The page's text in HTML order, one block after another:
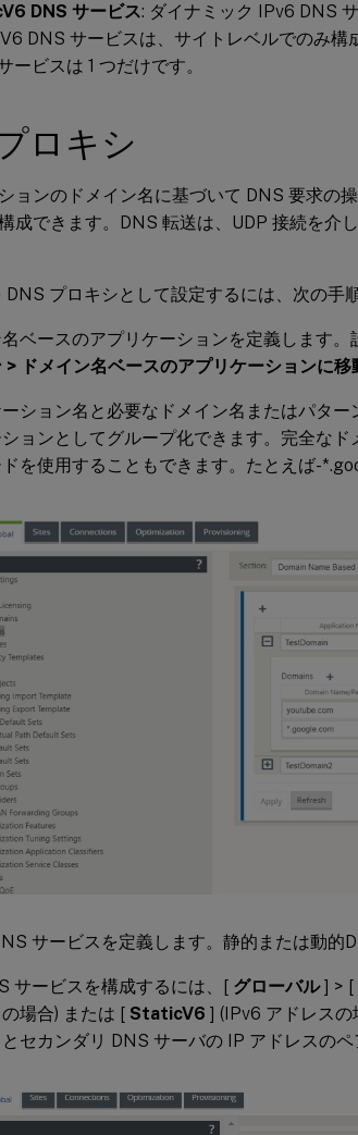
DNS サービス: ダイナミック IPv6 DNS
DNS サービスは、サイトレベルでのみ構
ービスは 1 つだけです。
ロキシ
ョンのドメイン名に基づいて DNS 要求の
成できます。DNS 転送は、UDP 接続を介
DNS プロキシとして設定するには、次の手
ベースのアプリケーションを定義します。
> ドメイン名ベースのアプリケーションに移
ション名と必要なドメイン名またはパタ
ョンとしてグループ化できます。完全な
を使用することもできます。たとえば-
サービスを定義します。静的または動的
サービスを構成するには、[ グローバル] > [
場合) または [ StaticV6 ] (IPv6 アドレスの
セカンダリ DNS サーバの IP アドレスのペ